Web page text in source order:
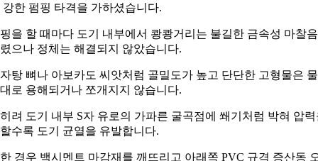
강한 펌핑 타격을 가하셨습니다.
을 할 때마다 도기 내부에서 쾅쾅거리는 불길한 금속성 마찰
으나 정체는 해결되지 않았습니다.
탕 뼈나 아보카도 씨앗처럼 골밀도가 높고 단단한 고형물은
로 용해되거나 쪼개지지 않습니다.
려 도기 내부 S자 유로의 가파른 굴곡점에 쐐기처럼 박혀 압력
수록 도기 균열을 유발합니다.
경우 백시멘트 마감재를 깨뜨리고 아래쪽 PVC 규격 증산동